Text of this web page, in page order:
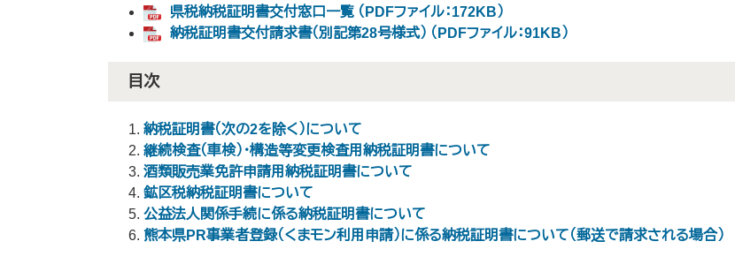
県税納税証明書交付窓口一覧 （PDFファイル：172KB）
納税証明書交付請求書（別記第28号様式） （PDFファイル：91KB）
目次
納税証明書（次の2を除く）について
継続検査（車検）・構造等変更検査用納税証明書について
酒類販売業免許申請用納税証明書について
鉱区税納税証明書について
公益法人関係手続に係る納税証明書について
​熊本県PR事業者登録（くまモン利用申請）に係る納税証明書について（郵送で請求される場合）